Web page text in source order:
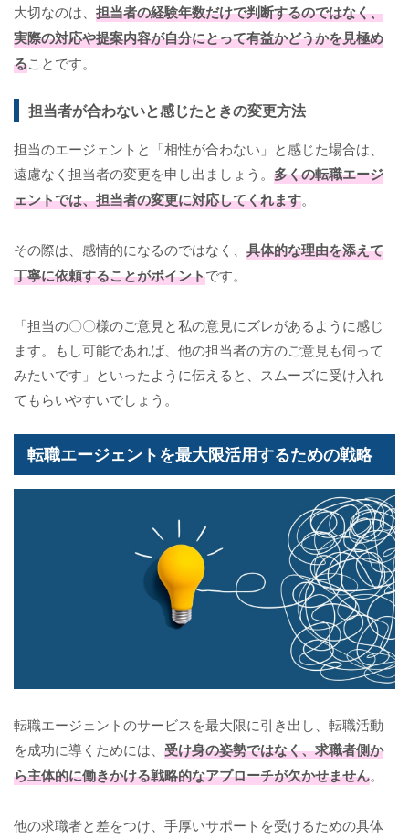
大切なのは、 担当者の経験年数だけで判断するのではなく、
実際の対応や提案内容が自分にとって有益かどうかを見極め
ることです。
担当者が合わないと感じたときの変更方法
担当のエージェントと「相性が合わない」と感じた場合は、
遠慮なく担当者の変更を申し出ましょう。 多くの転職エージ
ェントでは、担当者の変更に対応してくれます。
その際は、感情的になるのではなく、 具体的な理由を添えて
丁寧に依頼することがポイントです。
「担当の〇〇様のご意見と私の意見にズレがあるように感じ
ます。もし可能であれば、他の担当者の方のご意見も伺って
みたいです」といったように伝えると、スムーズに受け入れ
てもらいやすいでしょう。
転職エージェントを最大限活用するための戦略
転職エージェントのサービスを最大限に引き出し、転職活動
を成功に導くためには、 受け身の姿勢ではなく、求職者側か
ら主体的に働きかける戦略的なアプローチが欠かせません。
他の求職者と差をつけ、手厚いサポートを受けるための具体